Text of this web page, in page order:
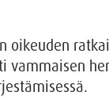
vammaisen